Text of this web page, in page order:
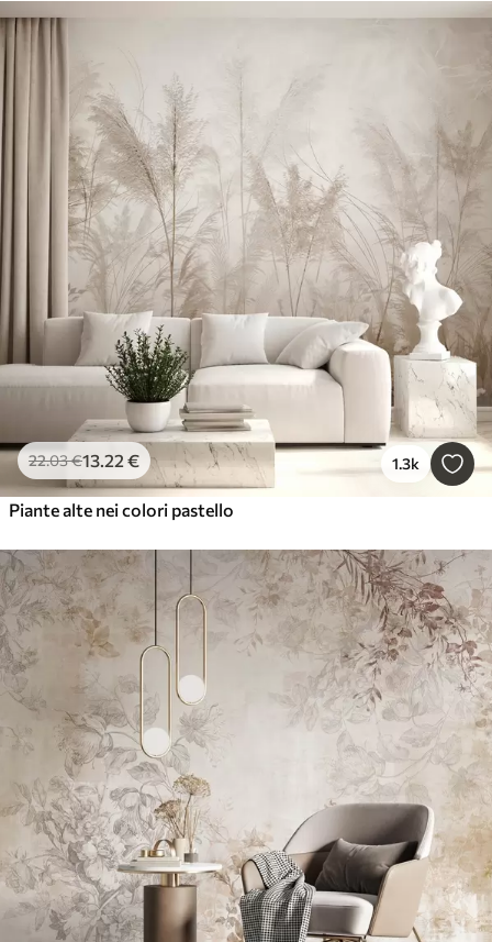
22.03€13.22 € 1.3k
Piante alte nei colori pastello